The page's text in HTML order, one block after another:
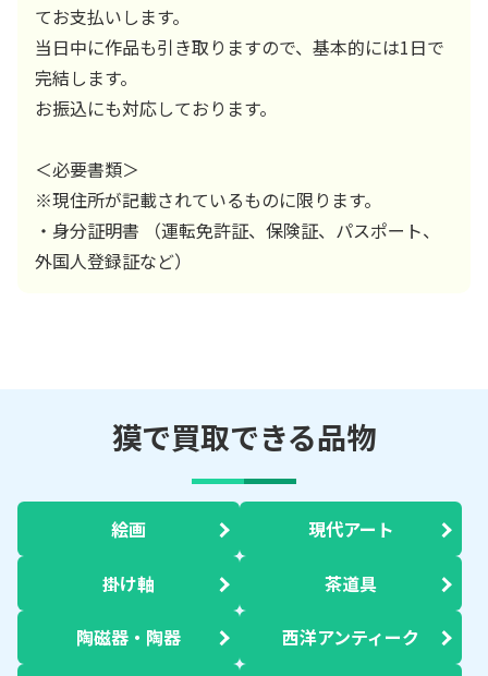
てお支払いします。
当日中に作品も引き取りますので、基本的には1日で
完結します。
お振込にも対応しております。
＜必要書類＞
※現住所が記載されているものに限ります。
・身分証明書 （運転免許証、保険証、パスポート、
外国人登録証など）
獏で買取できる品物
絵画 現代アート
掛け軸 茶道具
陶磁器・陶器 西洋アンティーク